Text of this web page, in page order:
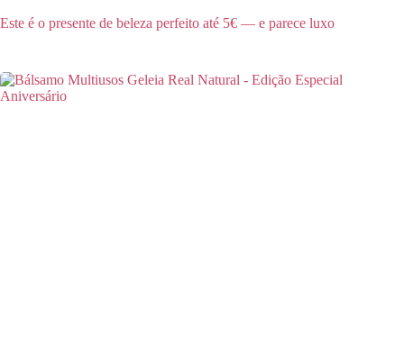
Este é o presente de beleza perfeito até 5€ — e parece luxo